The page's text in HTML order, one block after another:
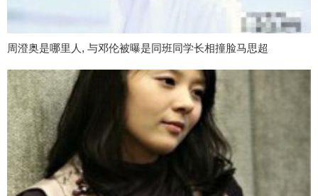
周澄奥是哪里人, 与邓伦被曝是同班同学长相撞脸马思超